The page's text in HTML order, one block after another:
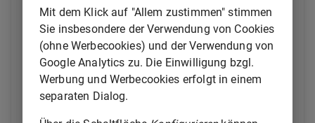
(3) Hat der Besitzer der unbrauchbar gemachten
Schusswaffe keine Waffenherstellungserlaubnis oder
Waffenhandelserlaubnis nach § 21 Absatz 1 Satz
, hat die Anzeige nach Absatz 1 binnen zwei
Wochen schriftlich oder elektronisch zu erfolgen. Hat
der Besitzer eine Waffenherstellungserlaubnis oder
Mit dem Klick auf "Allem zustimmen" stimmen
Sie insbesondere der Verwendung von Cookies
(ohne Werbecookies) und der Verwendung von
Google Analytics zu. Die Einwilligung bzgl.
Werbung und Werbecookies erfolgt in einem
separaten Dialog.